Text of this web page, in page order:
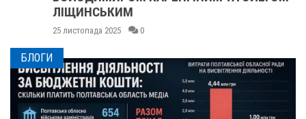
ЛІЩИНСЬКИМ
25 листопада 2025 0
БЛОГИ